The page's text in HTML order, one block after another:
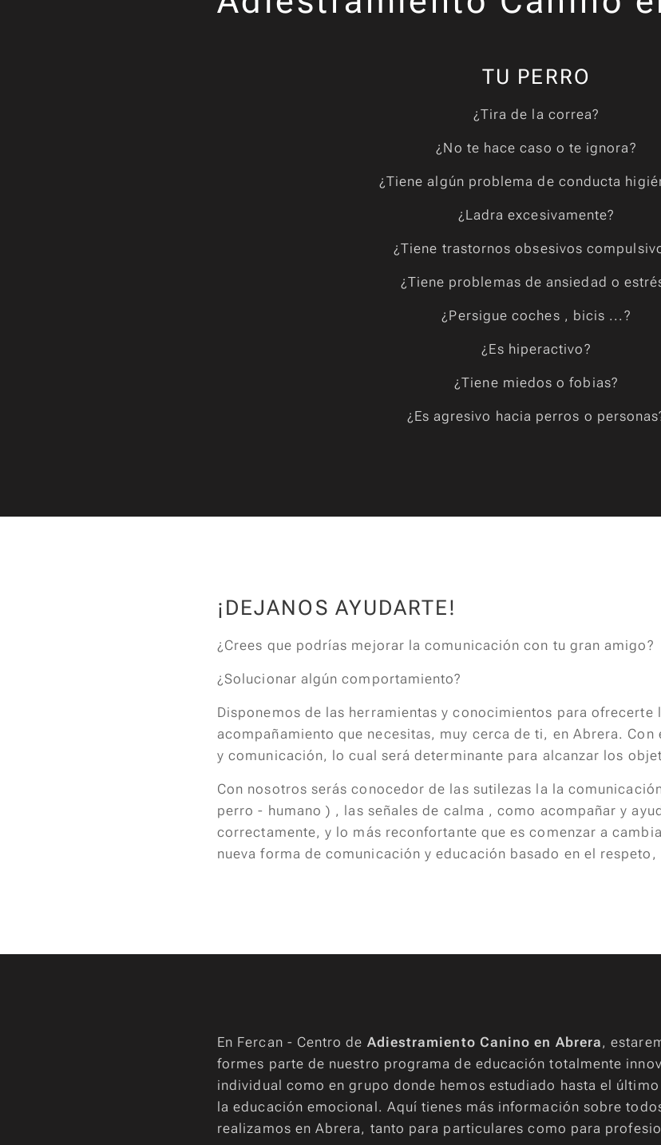
TU PERRO
¿Tira de la correa?
¿No te hace caso o te ignora?
¿Tiene algún problema de conducta
¿Ladra excesivamente?
¿Tiene trastornos obsesivos
¿Tiene problemas de ansiedad o
¿Persigue coches , bicis ...?
¿Es hiperactivo?
¿Tiene miedos o fobias?
¿Es agresivo hacia perros o
¡DEJANOS AYUDARTE!
¿Crees que podrías mejorar la comunicación con tu gran amigo?
¿Solucionar algún comportamiento?
Disponemos de las herramientas y conocimientos para ofrecerte
acompañamiento que necesitas, muy cerca de ti, en Abrera.
y comunicación, lo cual será determinante para alcanzar los
Con nosotros serás conocedor de las sutilezas la la
perro - humano ) , las señales de calma , como acompañar y
correctamente, y lo más reconfortante que es comenzar a
nueva forma de comunicación y educación basado en el
En Fercan - Centro de Adiestramiento Canino en Abrera,
formes parte de nuestro programa de educación totalmente
individual como en grupo donde hemos estudiado hasta el
la educación emocional. Aquí tienes más información sobre
realizamos en Abrera, tanto para particulares como para